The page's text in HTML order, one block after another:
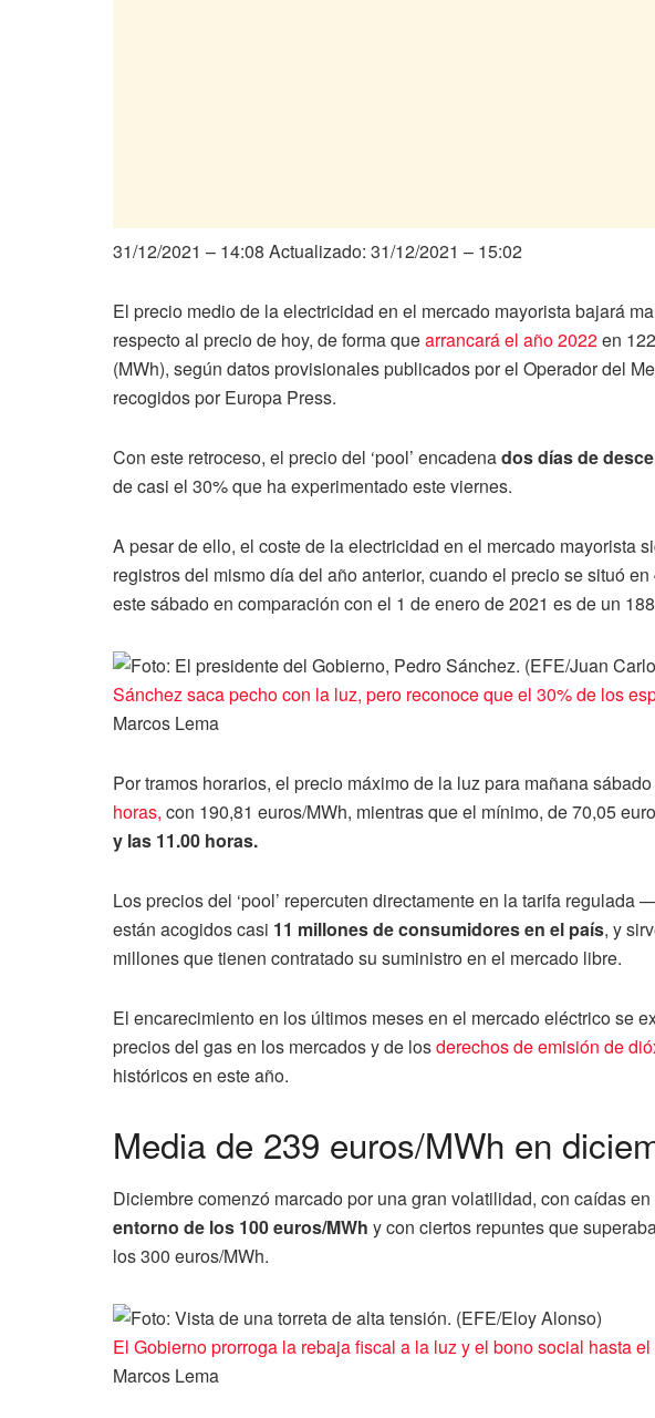
31/12/2021 – 14:08 Actualizado: 31/12/2021 – 15:02
El precio medio de la electricidad en el mercado mayorista bajará
respecto al precio de hoy, de forma quearrancará el año 2022en
(MWh), según datos provisionales publicados por el Operador del
recogidos por Europa Press.
Con este retroceso, el precio del ‘pool’ encadenados días de
de casi el 30% que ha experimentado este viernes.
A pesar de ello, el coste de la electricidad en el mercado mayorista
registros del mismo día del año anterior, cuando el precio se situó en
este sábado en comparación con el 1 de enero de 2021 es de un
Sánchez saca pecho con la luz, pero reconoce que el 30% de los
Marcos Lema
Por tramos horarios, el precio máximo de la luz para mañana
horas, con 190,81 euros/MWh, mientras que el mínimo, de 70,05
y las 11.00 horas.
Los precios del ‘pool’ repercuten directamente en la tarifa
están acogidos casi 11 millones de consumidores en el país, y
millones que tienen contratado su suministro en el mercado libre.
El encarecimiento en los últimos meses en el mercado eléctrico se
precios del gas en los mercados y de losderechos de emisión de
históricos en este año.
Media de 239 euros/MWh en
Diciembre comenzó marcado por una gran volatilidad, con caídas
entorno de los 100 euros/MWh y con ciertos repuntes que
los 300 euros/MWh.
El Gobierno prorroga la rebaja fiscal a la luz y el bono social hasta
Marcos Lema